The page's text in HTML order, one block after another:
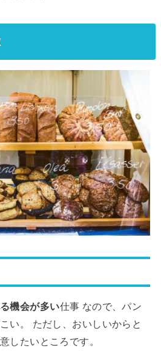
機会が多い仕事 なので、パン
い。 ただし、おいしいからと
したいところです。